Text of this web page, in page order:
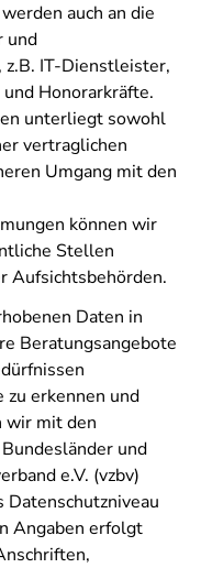
auch an die
und
IT-Dienstleister,
Honorarkräfte.
unterliegt sowohl
vertraglichen
Umgang mit den
können wir
Stellen
Aufsichtsbehörden.
Daten in
Beratungsangebote
erkennen und
wir mit den
und
e.V. (vzbv)
Datenschutzniveau
Angaben erfolgt